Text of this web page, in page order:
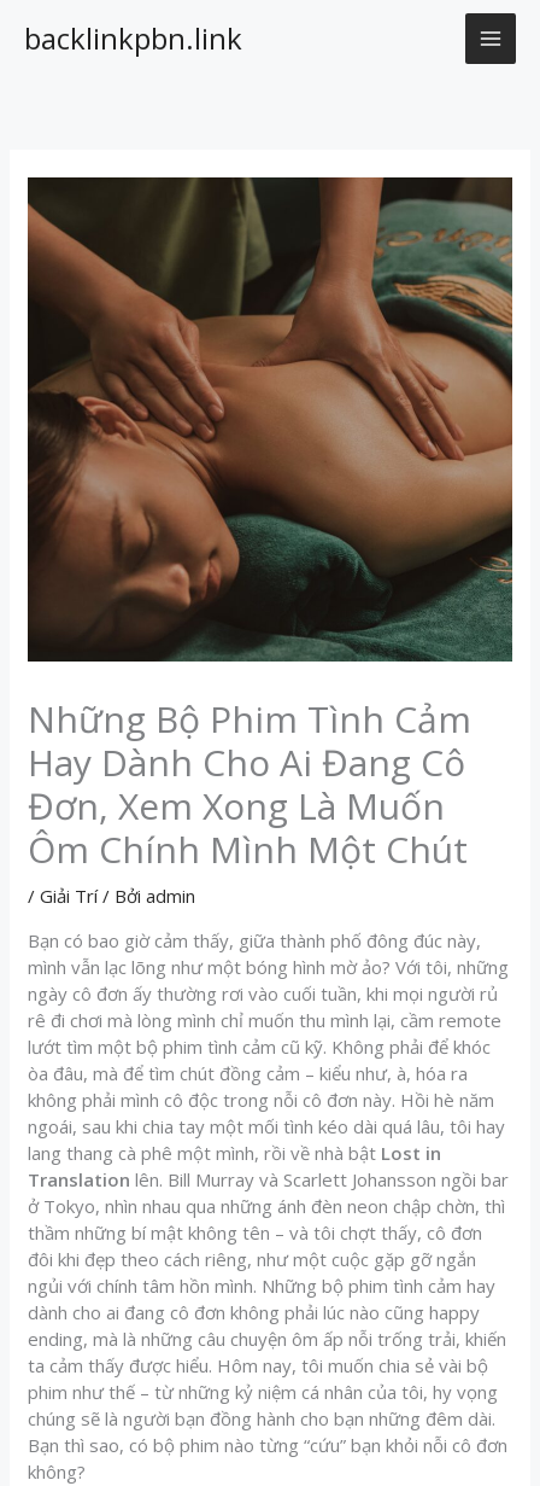
backlinkpbn.link
Những Bộ Phim Tình Cảm
Hay Dành Cho Ai Đang Cô
Đơn, Xem Xong Là Muốn
Ôm Chính Mình Một Chút
/Giải Trí/ Bởiadmin
Bạn có bao giờ cảm thấy, giữa thành phố đông đúc này,
mình vẫn lạc lõng như một bóng hình mờ ảo? Với tôi, những
ngày cô đơn ấy thường rơi vào cuối tuần, khi mọi người rủ
rê đi chơi mà lòng mình chỉ muốn thu mình lại, cầm remote
lướt tìm một bộ phim tình cảm cũ kỹ. Không phải để khóc
òa đâu, mà để tìm chút đồng cảm – kiểu như, à, hóa ra
không phải mình cô độc trong nỗi cô đơn này. Hồi hè năm
ngoái, sau khi chia tay một mối tình kéo dài quá lâu, tôi hay
lang thang cà phê một mình, rồi về nhà bật Lost in
Translation lên. Bill Murray và Scarlett Johansson ngồi bar
ở Tokyo, nhìn nhau qua những ánh đèn neon chập chờn, thì
thầm những bí mật không tên – và tôi chợt thấy, cô đơn
đôi khi đẹp theo cách riêng, như một cuộc gặp gỡ ngắn
ngủi với chính tâm hồn mình. Những bộ phim tình cảm hay
dành cho ai đang cô đơn không phải lúc nào cũng happy
ending, mà là những câu chuyện ôm ấp nỗi trống trải, khiến
ta cảm thấy được hiểu. Hôm nay, tôi muốn chia sẻ vài bộ
phim như thế – từ những kỷ niệm cá nhân của tôi, hy vọng
chúng sẽ là người bạn đồng hành cho bạn những đêm dài.
Bạn thì sao, có bộ phim nào từng “cứu” bạn khỏi nỗi cô đơn
không?